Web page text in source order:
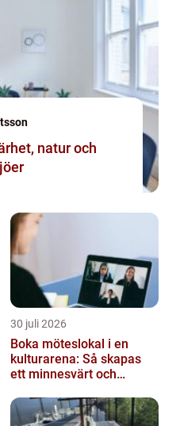
30 juli 2026
Boka möteslokal i en
kulturarena: Så skapas
ett minnesvärt och